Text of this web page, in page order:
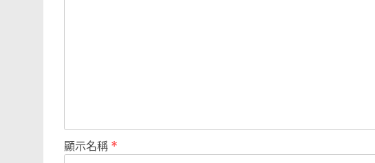
顯示名稱 *